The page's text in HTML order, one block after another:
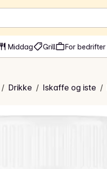
Middag Grill For bedrifter
/ Drikke / Iskaffe og iste /